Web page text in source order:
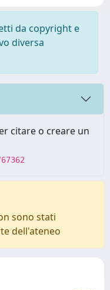
da copyright e
diversa
citare o creare un
sono stati
dell'ateneo